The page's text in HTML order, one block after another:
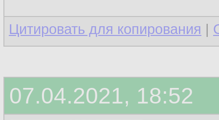
Цитировать для копирования |
07.04.2021, 18:52